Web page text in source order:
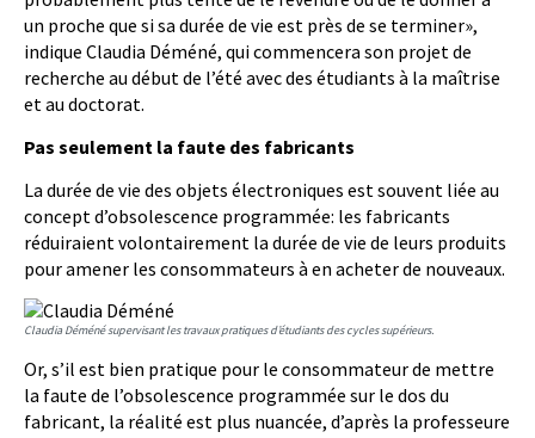
un proche que si sa durée de vie est près de se terminer»,
indique Claudia Déméné, qui commencera son projet de
recherche au début de l’été avec des étudiants à la maîtrise
et au doctorat.
Pas seulement la faute des fabricants
La durée de vie des objets électroniques est souvent liée au
concept d’obsolescence programmée: les fabricants
réduiraient volontairement la durée de vie de leurs produits
pour amener les consommateurs à en acheter de nouveaux.
Claudia Déméné supervisant les travaux pratiques d’étudiants des cycles supérieurs.
Or, s’il est bien pratique pour le consommateur de mettre
la faute de l’obsolescence programmée sur le dos du
fabricant, la réalité est plus nuancée, d’après la professeure